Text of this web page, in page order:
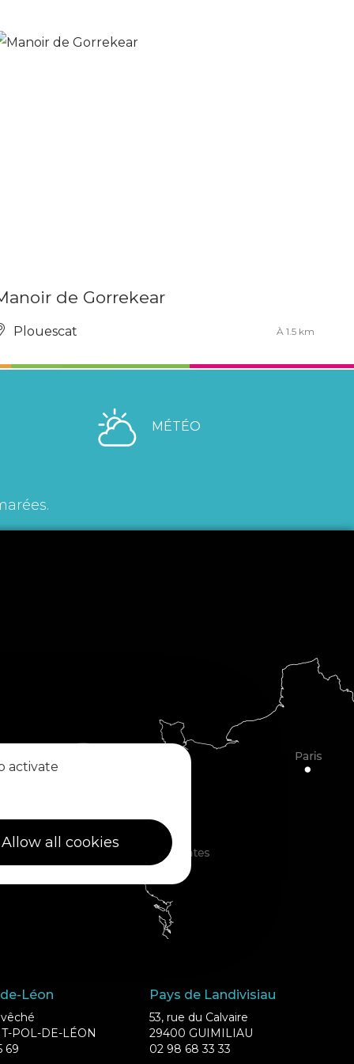
de Gorrekear
Plouescat À 1.5 km
MÉTÉO
Léon
POL-DE-LÉON
69
Pays de Landivisiau
53, rue du Calvaire
29400 GUIMILIAU
02 98 68 33 33
activate
Allow all cookies